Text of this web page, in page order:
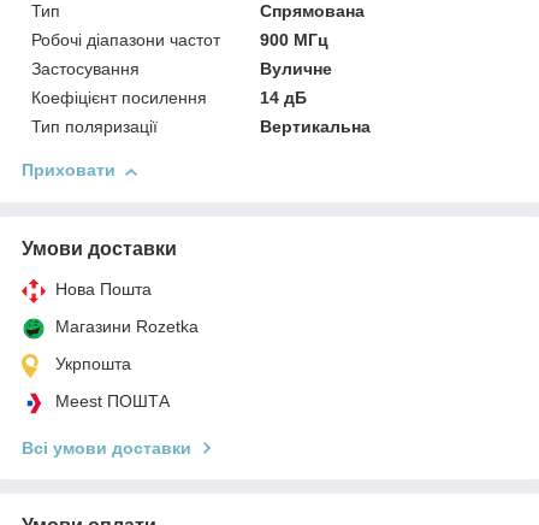
Тип
Спрямована
Робочі діапазони частот
900 МГц
Застосування
Вуличне
Коефіцієнт посилення
14 дБ
Тип поляризації
Вертикальна
Приховати
Умови доставки
Нова Пошта
Магазини Rozetka
Укрпошта
Meest ПОШТА
Всі умови доставки